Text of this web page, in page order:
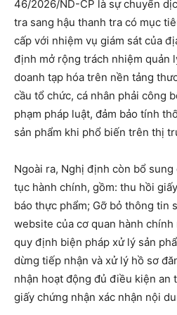
46/2026/ND-CP là sự chuyển
tra sang hậu thanh tra có mục
cấp với nhiệm vụ giám sát của
định mở rộng trách nhiệm quản
doanh tạp hóa trên nền tảng
cầu tổ chức, cá nhân phải công
phạm pháp luật, đảm bảo tính
sản phẩm khi phổ biến trên thị
Ngoài ra, Nghị định còn bổ
tục hành chính, gồm: thu hồi
báo thực phẩm; Gỡ bỏ thông tin
website của cơ quan hành
quy định biện pháp xử lý sản
dừng tiếp nhận và xử lý hồ sơ
nhận hoạt động đủ điều kiện an
giấy chứng nhận xác nhận nội